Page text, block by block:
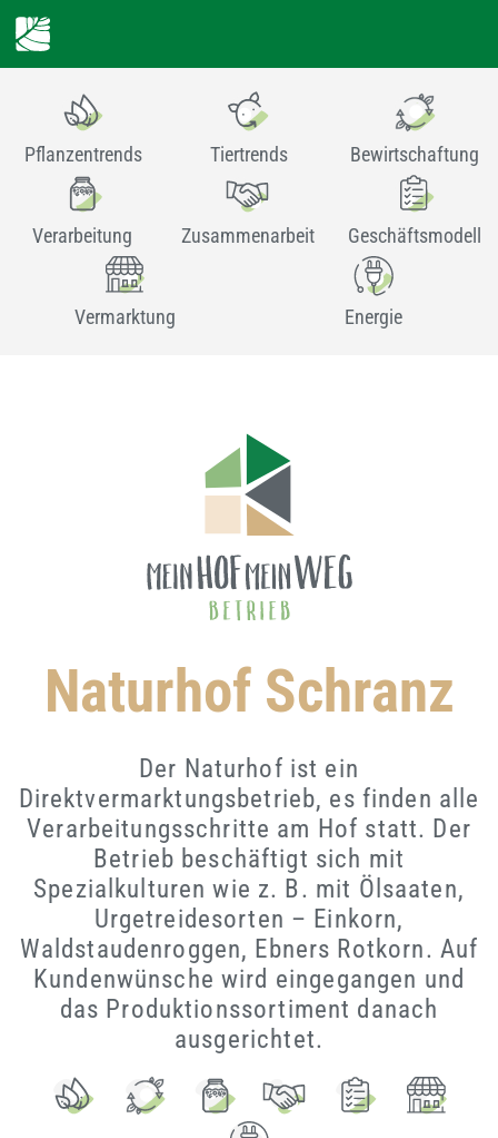
Pflanzentrends Tiertrends Bewirtschaftung
Verarbeitung Zusammenarbeit Geschäftsmodell
Vermarktung Energie
Naturhof Schranz
Der Naturhof ist ein
Direktvermarktungsbetrieb, es finden alle
Verarbeitungsschritte am Hof statt. Der
Betrieb beschäftigt sich mit
Spezialkulturen wie z. B. mit Ölsaaten,
Urgetreidesorten – Einkorn,
Waldstaudenroggen, Ebners Rotkorn. Auf
Kundenwünsche wird eingegangen und
das Produktionssortiment danach
ausgerichtet.